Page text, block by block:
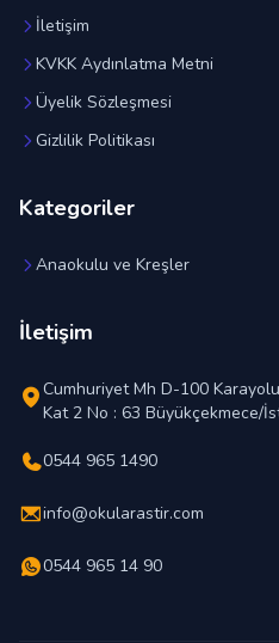
İletişim
KVKK Aydınlatma Metni
Üyelik Sözleşmesi
Gizlilik Politikası
Kategoriler
Anaokulu ve Kreşler
İletişim
Cumhuriyet Mh D-100
Kat 2 No : 63 Büyükçekmece/
0544 965 1490
info@okularastir.com
0544 965 14 90